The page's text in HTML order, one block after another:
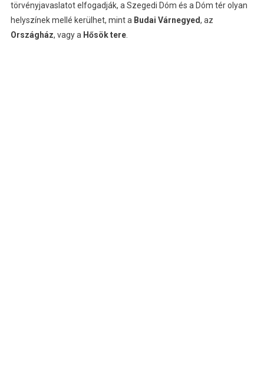
törvényjavaslatot elfogadják, a Szegedi Dóm és a Dóm tér olyan
helyszínek mellé kerülhet, mint a Budai Várnegyed, az
Országház, vagy a Hősök tere.